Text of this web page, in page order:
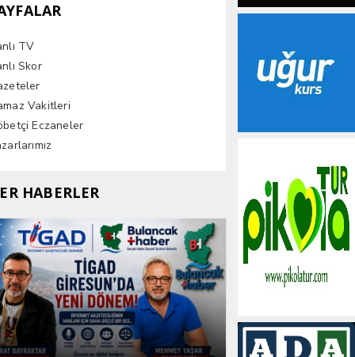
TV
Skor
Vakitleri
Eczaneler
HABERLER